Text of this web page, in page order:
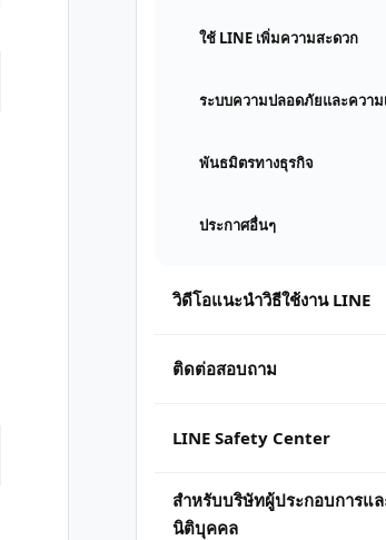
ใช้ LINE เพิ่มความสะดวก
ระบบความปลอดภัยและความ
พันธมิตรทางธุรกิจ
ประกาศอื่นๆ
วิดีโอแนะนำวิธีใช้งาน LINE
ติดต่อสอบถาม
LINE Safety Center
สำหรับบริษัทผู้ประกอบการแ
นิติบุคคล